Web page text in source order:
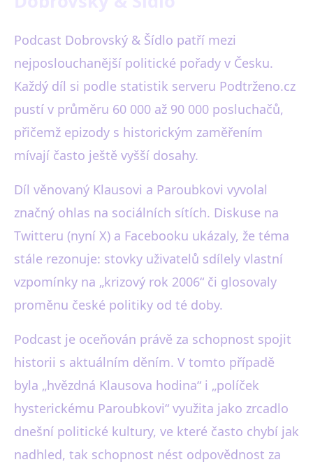
Podcast Dobrovský & Šídlo patří mezi
nejposlouchanější politické pořady v Česku.
Každý díl si podle statistik serveru Podtrženo.cz
pustí v průměru 60 000 až 90 000 posluchačů,
přičemž epizody s historickým zaměřením
mívají často ještě vyšší dosahy.
Díl věnovaný Klausovi a Paroubkovi vyvolal
značný ohlas na sociálních sítích. Diskuse na
Twitteru (nyní X) a Facebooku ukázaly, že téma
stále rezonuje: stovky uživatelů sdílely vlastní
vzpomínky na „krizový rok 2006“ či glosovaly
proměnu české politiky od té doby.
Podcast je oceňován právě za schopnost spojit
historii s aktuálním děním. V tomto případě
byla „hvězdná Klausova hodina“ i „políček
hysterickému Paroubkovi“ využita jako zrcadlo
dnešní politické kultury, ve které často chybí jak
nadhled, tak schopnost nést odpovědnost za